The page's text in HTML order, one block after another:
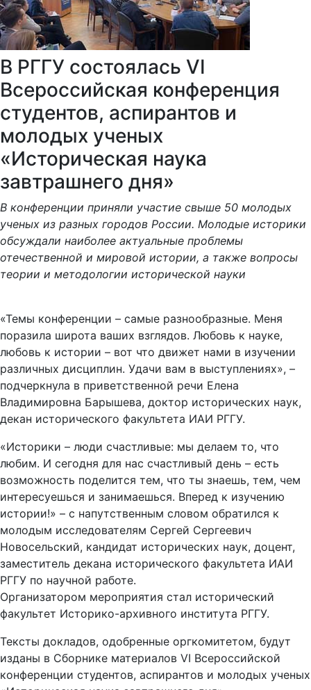
В РГГУ состоялась VI
Всероссийская конференция
студентов, аспирантов и
молодых ученых
«Историческая наука
завтрашнего дня»
В конференции приняли участие свыше 50 молодых
ученых из разных городов России. Молодые историки
обсуждали наиболее актуальные проблемы
отечественной и мировой истории, а также вопросы
теории и методологии исторической науки
«Темы конференции – самые разнообразные. Меня
поразила широта ваших взглядов. Любовь к науке,
любовь к истории – вот что движет нами в изучении
различных дисциплин. Удачи вам в выступлениях», –
подчеркнула в приветственной речи Елена
Владимировна Барышева, доктор исторических наук,
декан исторического факультета ИАИ РГГУ.
«Историки – люди счастливые: мы делаем то, что
любим. И сегодня для нас счастливый день – есть
возможность поделится тем, что ты знаешь, тем, чем
интересуешься и занимаешься. Вперед к изучению
истории!» – с напутственным словом обратился к
молодым исследователям Сергей Сергеевич
Новосельский, кандидат исторических наук, доцент,
заместитель декана исторического факультета ИАИ
РГГУ по научной работе.
Организатором мероприятия стал исторический
факультет Историко-архивного института РГГУ.
Тексты докладов, одобренные оргкомитетом, будут
изданы в Сборнике материалов VI Всероссийской
конференции студентов, аспирантов и молодых ученых